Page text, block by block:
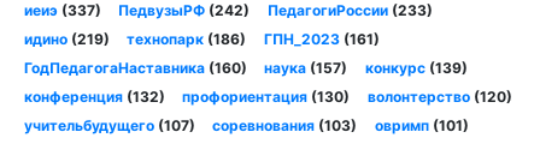
иеиэ(337) ПедвузыРФ (242) ПедагогиРоссии(233)
идино(219) технопарк (186) ГПН_2023(161)
ГодПедагогаНаставника(160) наука (157) конкурс(139)
конференция(132) профориентация (130) волонтерство(120)
учительбудущего(107) соревнования (103) овримп(101)